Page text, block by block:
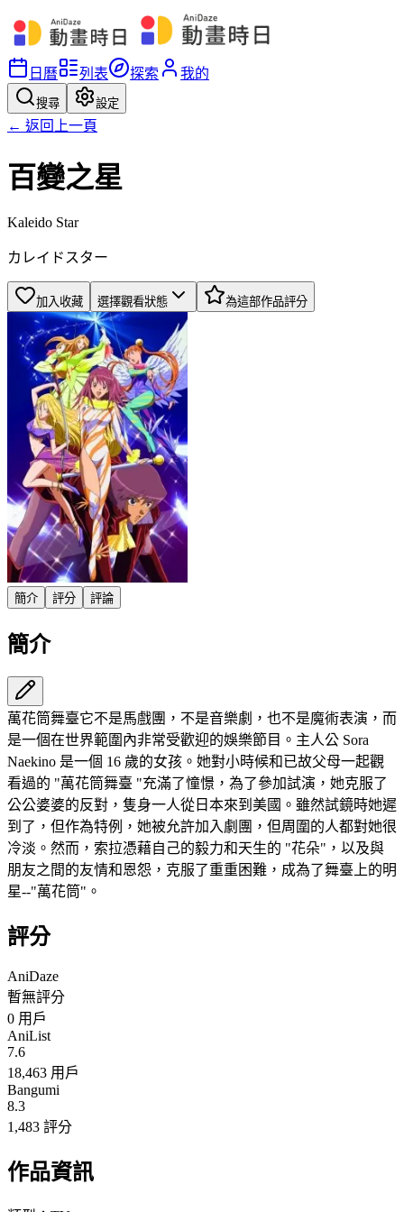
日曆 列表 探索 我的
搜尋 設定
← 返回上一頁
百變之星
Kaleido Star
カレイドスター
加入收藏 選擇觀看狀態 為這部作品評分
簡介 評分 評論
簡介
萬花筒舞臺它不是馬戲團，不是音樂劇，也不是魔術表演，而
是一個在世界範圍內非常受歡迎的娛樂節目。主人公 Sora
Naekino 是一個 16 歲的女孩。她對小時候和已故父母一起觀
看過的 "萬花筒舞臺 "充滿了憧憬，為了參加試演，她克服了
公公婆婆的反對，隻身一人從日本來到美國。雖然試鏡時她遲
到了，但作為特例，她被允許加入劇團，但周圍的人都對她很
冷淡。然而，索拉憑藉自己的毅力和天生的 "花朵"，以及與
朋友之間的友情和恩怨，克服了重重困難，成為了舞臺上的明
星--"萬花筒"。
評分
AniDaze
暫無評分
0 用戶
AniList
7.6
18,463 用戶
Bangumi
8.3
1,483 評分
作品資訊